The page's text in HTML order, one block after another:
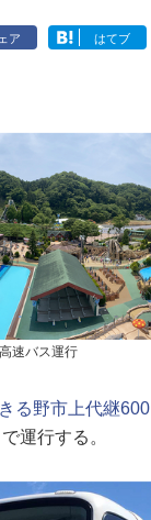
ア はてブ
速バス運行
る野市上代継600
運行する。